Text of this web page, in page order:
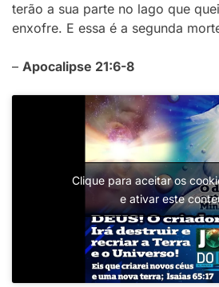
terão a sua parte no lago que
enxofre. E essa é a segunda
– Apocalipse 21:6-8
Clique para aceitar os
e ativar este